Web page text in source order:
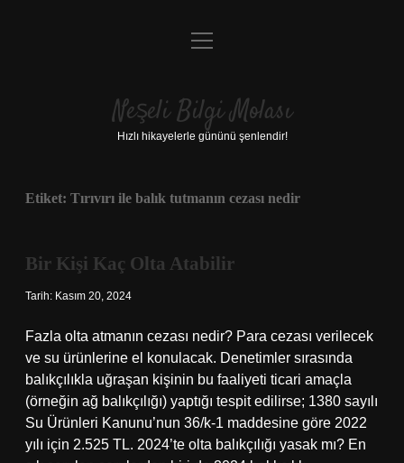
Anasayfa
Yasal Uyarı
menüyü
Neşeli Bilgi Molası
Hızlı hikayelerle gününü şenlendir!
Etiket: Tırıvırı ile balık tutmanın cezası nedir
Bir Kişi Kaç Olta Atabilir
Tarih: Kasım 20, 2024
Fazla olta atmanın cezası nedir? Para cezası verilecek
ve su ürünlerine el konulacak. Denetimler sırasında
balıkçılıkla uğraşan kişinin bu faaliyeti ticari amaçla
(örneğin ağ balıkçılığı) yaptığı tespit edilirse; 1380 sayılı
Su Ürünleri Kanunu’nun 36/k-1 maddesine göre 2022
yılı için 2.525 TL. 2024’te olta balıkçılığı yasak mı? En